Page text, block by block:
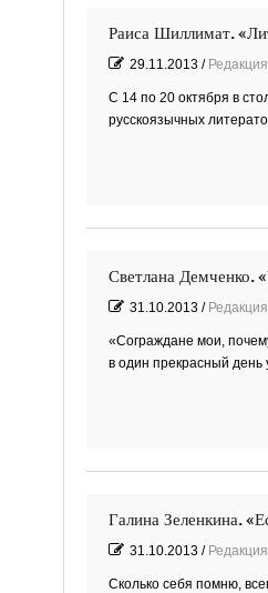
Раиса Шиллимат.
29.11.2013/ Редакция
С 14 по 20 октября в
русскоязычных
Светлана
31.10.2013/ Редакция
«Сограждане мои,
в один прекрасный день
Галина Зеленкина.
31.10.2013/ Редакция
Сколько себя помню,